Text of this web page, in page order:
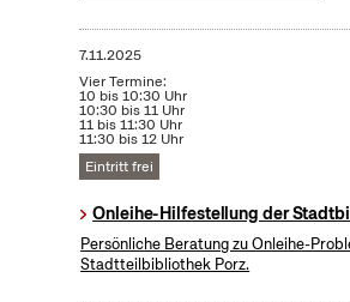
7.11.2025
Vier Termine:
10 bis 10:30 Uhr
10:30 bis 11 Uhr
11 bis 11:30 Uhr
11:30 bis 12 Uhr
Eintritt frei
Onleihe-Hilfestellung der
Persönliche Beratung zu Onleihe-
Stadtteilbibliothek Porz.